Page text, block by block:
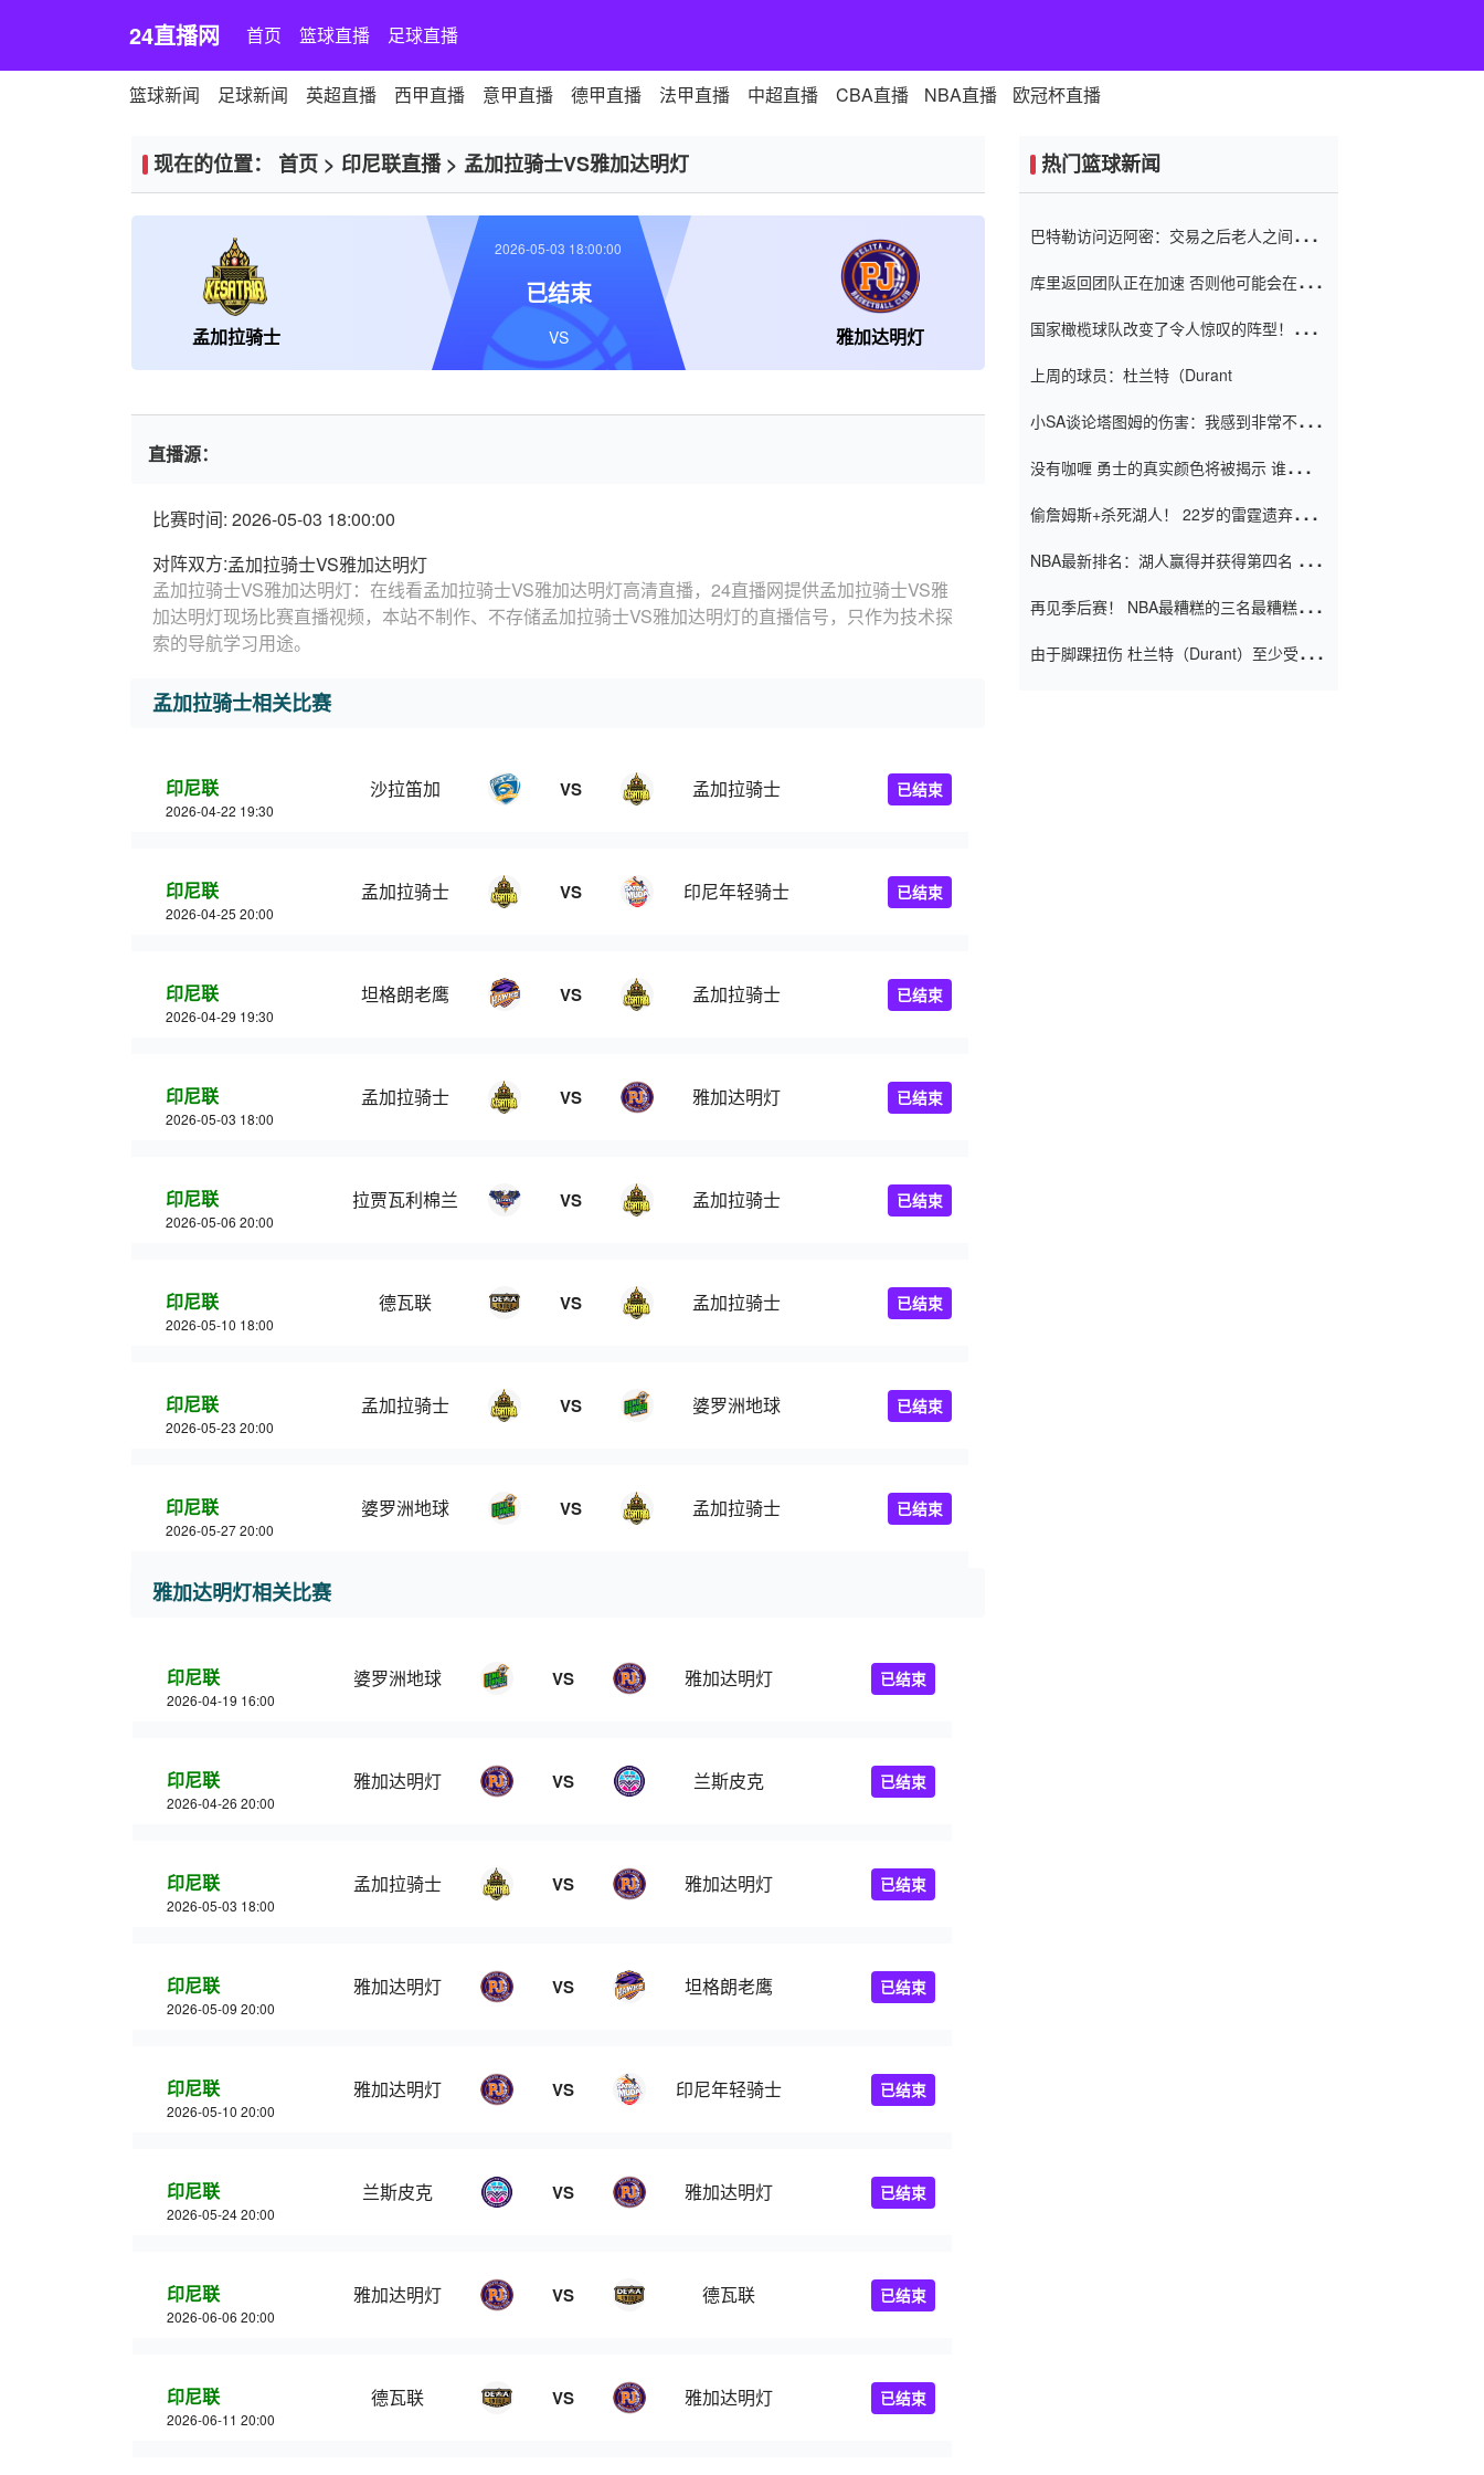
24直播网 首页 篮球直播 足球直播
篮球新闻 足球新闻 英超直播 西甲直播 意甲直播 德甲直播 法甲直播 中超直播 CBA直播 NBA直播 欧冠杯直播
现在的位置： 首页 > 印尼联直播> 孟加拉骑士VS雅加达明灯
孟加拉骑士 雅加达明灯
2026-05-03 18:00:00
已结束
VS
直播源：
比赛时间: 2026-05-03 18:00:00
对阵双方:孟加拉骑士VS雅加达明灯
孟加拉骑士VS雅加达明灯：在线看孟加拉骑士VS雅加达明灯高清直播，24直播网提供孟加拉骑士VS雅
加达明灯现场比赛直播视频，本站不制作、不存储孟加拉骑士VS雅加达明灯的直播信号，只作为技术探
索的导航学习用途。
孟加拉骑士相关比赛
印尼联
2026-04-22 19:30
沙拉笛加 VS 孟加拉骑士 已结束
印尼联
2026-04-25 20:00
孟加拉骑士 VS 印尼年轻骑士 已结束
印尼联
2026-04-29 19:30
坦格朗老鹰 VS 孟加拉骑士 已结束
印尼联
2026-05-03 18:00
孟加拉骑士 VS 雅加达明灯 已结束
印尼联
2026-05-06 20:00
拉贾瓦利棉兰 VS 孟加拉骑士 已结束
印尼联
2026-05-10 18:00
德瓦联 VS 孟加拉骑士 已结束
印尼联
2026-05-23 20:00
孟加拉骑士 VS 婆罗洲地球 已结束
印尼联
2026-05-27 20:00
婆罗洲地球 VS 孟加拉骑士 已结束
雅加达明灯相关比赛
印尼联
2026-04-19 16:00
婆罗洲地球 VS 雅加达明灯 已结束
印尼联
2026-04-26 20:00
雅加达明灯 VS 兰斯皮克 已结束
印尼联
2026-05-03 18:00
孟加拉骑士 VS 雅加达明灯 已结束
印尼联
2026-05-09 20:00
雅加达明灯 VS 坦格朗老鹰 已结束
印尼联
2026-05-10 20:00
雅加达明灯 VS 印尼年轻骑士 已结束
印尼联
2026-05-24 20:00
兰斯皮克 VS 雅加达明灯 已结束
印尼联
2026-06-06 20:00
雅加达明灯 VS 德瓦联 已结束
印尼联
2026-06-11 20:00
德瓦联 VS 雅加达明灯 已结束
热门篮球新闻
巴特勒访问迈阿密：交易之后老人之间的第
库里返回团队正在加速 否则他可能会在下
起了人们的关注
国家橄榄球队改变了令人惊叹的阵型！伊万
上周的球员：杜兰特（Durant
小SA谈论塔图姆的伤害：我感到非常不舒
没有咖喱 勇士的真实颜色将被揭示 谁注意
偷詹姆斯+杀死湖人！ 22岁的雷霆遗弃儿子
亿元人民币的合同
NBA最新排名：湖人赢得并获得第四名 小
再见季后赛！ NBA最糟糕的三名最糟糕的
由于脚踝扭伤 杜兰特（Durant）至少受伤